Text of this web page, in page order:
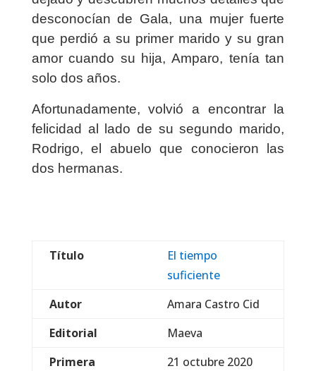
desconocían de Gala, una mujer fuerte
que perdió a su primer marido y su gran
amor cuando su hija, Amparo, tenía tan
solo dos años.
Afortunadamente, volvió a encontrar la
felicidad al lado de su segundo marido,
Rodrigo, el abuelo que conocieron las
dos hermanas.
Título
El tiempo
suficiente
Autor
Amara Castro Cid
Editorial
Maeva
Primera
21 octubre 2020